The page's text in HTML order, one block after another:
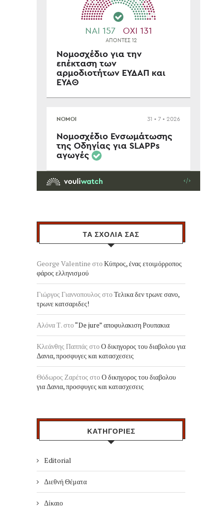
ΤΑ ΣΧΟΛΙΑ ΣΑΣ
George Valentine στοΚύπρος, ένας ετοιμόρροπος
φάρος ελληνισμού
Γιώργος Γιαννοπουλος στοΤελικα δεν τρωνε σανο,
τρωνε κατσαριδες!
Αλόνα Τ.στο“De jure” αποφυλακιση Ρουπακια
Κλεάνθης Παππάς στοΟ δικηγορος του διαβολου για
Δανια, προσφυγες και κατασχεσεις
Θόδωρος Ζαρέτος στοΟ δικηγορος του διαβολου
για Δανια, προσφυγες και κατασχεσεις
ΚΑΤΗΓΟΡΙΕΣ
Editorial
Διεθνή Θέματα
Δίκαιο